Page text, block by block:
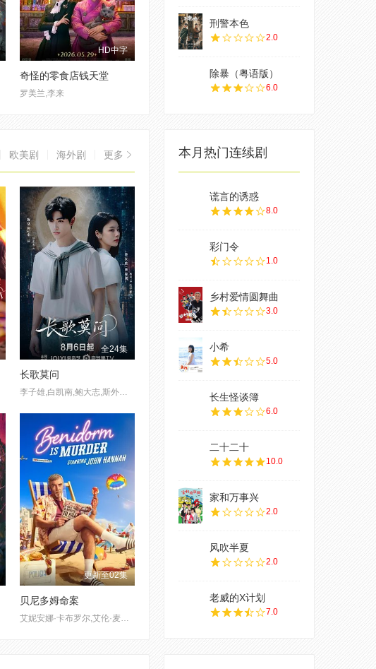
HD中字
奇怪的零食店钱天堂
罗美兰,李来
刑警本色
2.0
除暴（粤语版）
6.0
更多
欧美剧 海外剧
全24集
长歌莫问
更新至02集
贝尼多姆命案
本月热门连续剧
谎言的诱惑
8.0
彩门令
1.0
乡村爱情圆舞曲
3.0
小希
5.0
长生怪谈簿
6.0
二十二十
10.0
家和万事兴
2.0
风吹半夏
2.0
老威的X计划
7.0